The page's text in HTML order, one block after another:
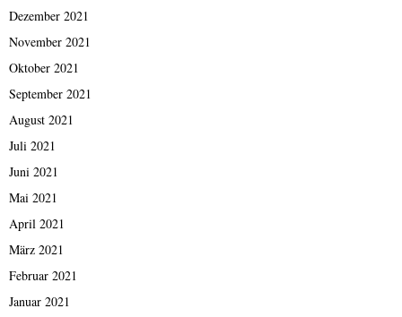
Dezember 2021
November 2021
Oktober 2021
September 2021
August 2021
Juli 2021
Juni 2021
Mai 2021
April 2021
März 2021
Februar 2021
Januar 2021